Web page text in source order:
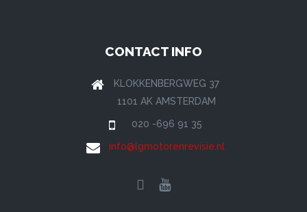
CONTACT INFO
KLOKKENBERGWEG 37
1101 AK AMSTERDAM
020 -696 91 35
info@lgmotorenrevisie.nl